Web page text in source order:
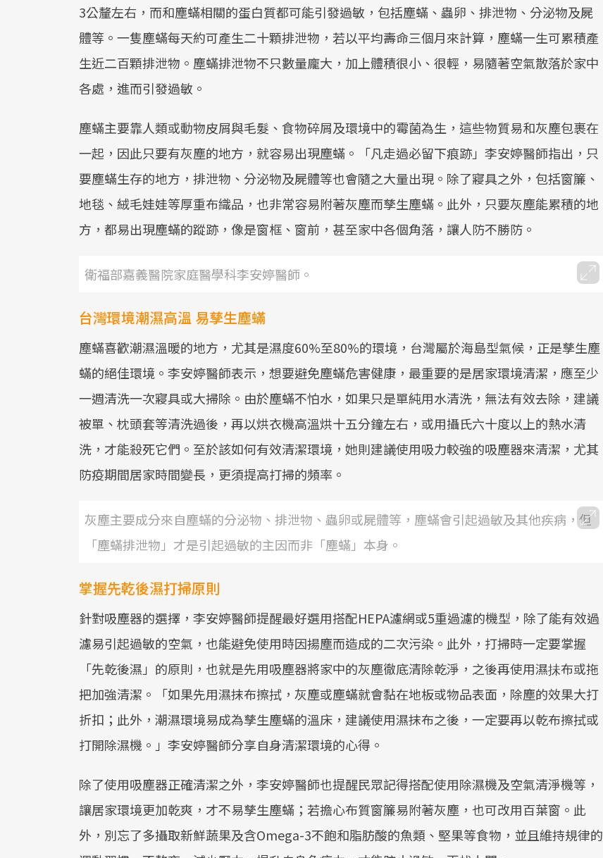
3公釐左右，而和塵蟎相關的蛋白質都可能引發過敏，包括塵蟎、蟲卵、排泄物、分泌物及屍
體等。一隻塵蟎每天約可產生二十顆排泄物，若以平均壽命三個月來計算，塵蟎一生可累積產
生近二百顆排泄物。塵蟎排泄物不只數量龐大，加上體積很小、很輕，易隨著空氣散落於家中
各處，進而引發過敏。
塵蟎主要靠人類或動物皮屑與毛髮、食物碎屑及環境中的霉菌為生，這些物質易和灰塵包裹在
一起，因此只要有灰塵的地方，就容易出現塵蟎。「凡走過必留下痕跡」李安婷醫師指出，只
要塵蟎生存的地方，排泄物、分泌物及屍體等也會隨之大量出現。除了寢具之外，包括窗簾、
地毯、絨毛娃娃等厚重布織品，也非常容易附著灰塵而孳生塵蟎。此外，只要灰塵能累積的地
方，都易出現塵蟎的蹤跡，像是窗框、窗前，甚至家中各個角落，讓人防不勝防。
衛福部嘉義醫院家庭醫學科李安婷醫師。
台灣環境潮濕高溫 易孳生塵蟎
塵蟎喜歡潮濕溫暖的地方，尤其是濕度60%至80%的環境，台灣屬於海島型氣候，正是孳生塵
蟎的絕佳環境。李安婷醫師表示，想要避免塵蟎危害健康，最重要的是居家環境清潔，應至少
一週清洗一次寢具或大掃除。由於塵蟎不怕水，如果只是單純用水清洗，無法有效去除，建議
被單、枕頭套等清洗過後，再以烘衣機高溫烘十五分鐘左右，或用攝氏六十度以上的熱水清
洗，才能殺死它們。至於該如何有效清潔環境，她則建議使用吸力較強的吸塵器來清潔，尤其
防疫期間居家時間變長，更須提高打掃的頻率。
灰塵主要成分來自塵蟎的分泌物、排泄物、蟲卵或屍體等，塵蟎會引起過敏及其他疾病，但
「塵蟎排泄物」才是引起過敏的主因而非「塵蟎」本身。
掌握先乾後濕打掃原則
針對吸塵器的選擇，李安婷醫師提醒最好選用搭配HEPA濾網或5重過濾的機型，除了能有效過
濾易引起過敏的空氣，也能避免使用時因揚塵而造成的二次污染。此外，打掃時一定要掌握
「先乾後濕」的原則，也就是先用吸塵器將家中的灰塵徹底清除乾淨，之後再使用濕抺布或拖
把加強清潔。「如果先用濕抹布擦拭，灰塵或塵蟎就會黏在地板或物品表面，除塵的效果大打
折扣；此外，潮濕環境易成為孳生塵蟎的溫床，建議使用濕抹布之後，一定要再以乾布擦拭或
打開除濕機。」李安婷醫師分享自身清潔環境的心得。
除了使用吸塵器正確清潔之外，李安婷醫師也提醒民眾記得搭配使用除濕機及空氣清淨機等，
讓居家環境更加乾爽，才不易孳生塵蟎；若擔心布質窗簾易附著灰塵，也可改用百葉窗。此
外，別忘了多攝取新鮮蔬果及含Omega-3不飽和脂肪酸的魚類、堅果等食物，並且維持規律的